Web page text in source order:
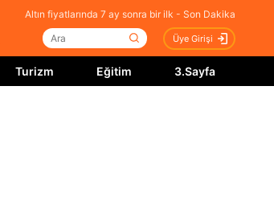
Altın fiyatlarında 7 ay sonra bir ilk - Son Dakika
Üye Girişi
Turizm Eğitim 3.Sayfa